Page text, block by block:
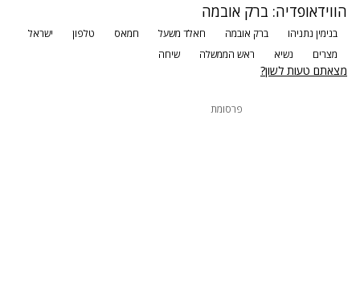
הווידאופדיה: ברק אובמה
בנימין נתניהו ברק אובמה חאלד משעל חמאס טלפון
ישראל
מצרים
נשיא ראש הממשלה שיחה
מצאתם טעות לשון?
פרסומת